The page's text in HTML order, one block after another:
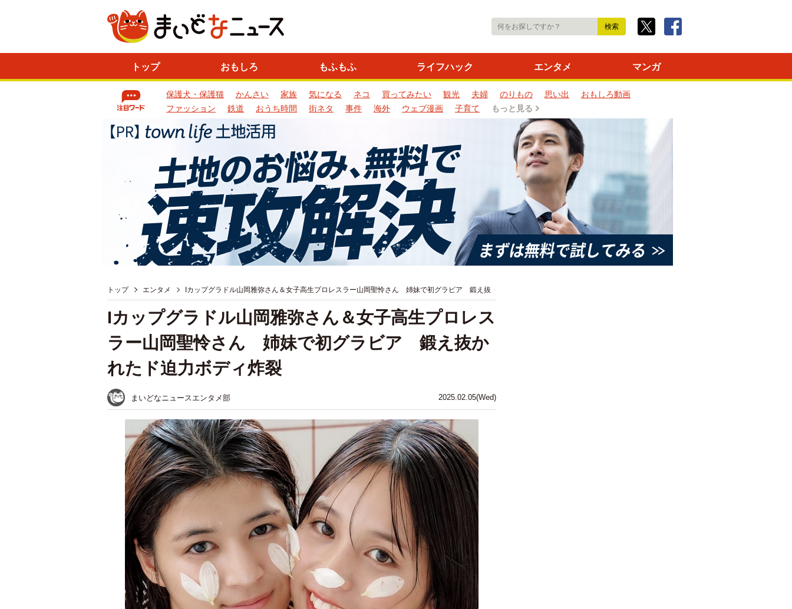
トップ おもしろ もふもふ ライフハック エンタメ マンガ
保護犬・保護猫 かんさい 家族 気になる ネコ 買ってみたい 観光 夫婦 のりもの 思い出
おもしろ動画
ファッション
鉄道 おうち時間 街ネタ 事件 海外 ウェブ漫画 子育て もっと見る
トップ エンタメ Iカップグラドル山岡雅弥さん＆女子高生プロレスラー山岡聖怜さん 姉妹で初グラビア 鍛え抜
2025.02.05(Wed)
Iカップグラドル山岡雅弥さん＆女子高生プロレス
ラー山岡聖怜さん 姉妹で初グラビア 鍛え抜か
れたド迫力ボディ炸裂
まいどなニュースエンタメ部